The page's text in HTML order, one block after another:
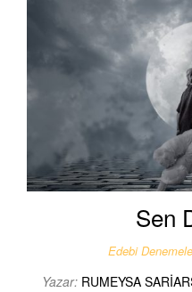
Sen
Edebi
Yazar: RUMEYSA